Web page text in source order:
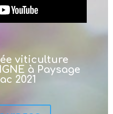
viticulture
à Paysage
2021